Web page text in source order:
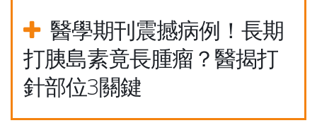
醫學期刊震撼病例！長期
打胰島素竟長腫瘤？醫揭打
針部位3關鍵